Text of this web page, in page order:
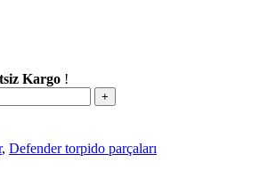
Kargo !
, Defender torpido parçaları